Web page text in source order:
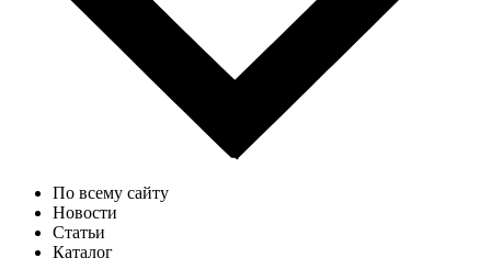
По всему сайту
Новости
Статьи
Каталог